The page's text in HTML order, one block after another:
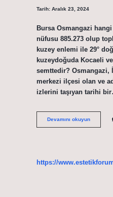
Tarih: Aralık 23, 2024
Bursa Osmangazi
nüfusu 885.273 olup
kuzey enlemi ile 29°
kuzeydoğuda Kocaeli
semttedir? Osmangazi,
merkezi ilçesi olan ve
izlerini taşıyan tarihi
Devamını okuyunBursa
Osman
https://